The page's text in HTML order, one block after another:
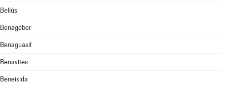
Bellús
Benagéber
Benaguasil
Benavites
Beneixida